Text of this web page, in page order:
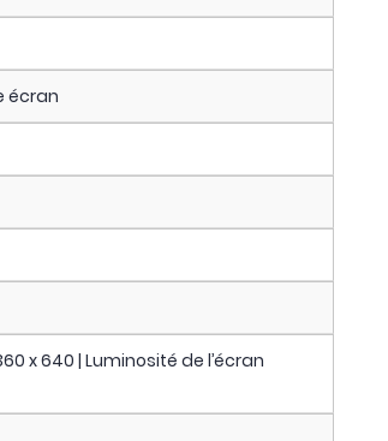
écran
x 640 | Luminosité de l’écran